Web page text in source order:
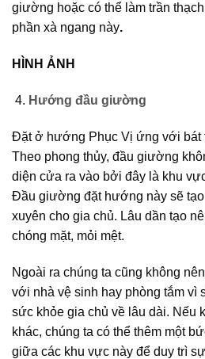
giường hoặc có thể làm trần
phần xà ngang này.
HÌNH ẢNH
Hướng đầu giường
Đặt ở hướng Phục Vị ứng với bát
Theo phong thủy, đầu giường
diện cửa ra vào bởi đây là khu
Đầu giường đặt hướng này sẽ
xuyên cho gia chủ. Lâu dần tạo
chóng mặt, mỏi mệt.
Ngoài ra chúng ta cũng không
với nhà vệ sinh hay phòng tắm vì
sức khỏe gia chủ về lâu dài. Nếu
khác, chúng ta có thể thêm một
giữa các khu vực này để duy trì